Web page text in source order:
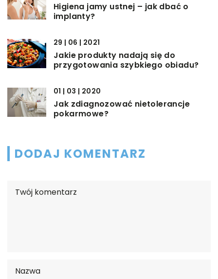
Higiena jamy ustnej – jak dbać o
implanty?
29 | 06 | 2021
Jakie produkty nadają się do
przygotowania szybkiego obiadu?
01 | 03 | 2020
Jak zdiagnozować nietolerancje
pokarmowe?
DODAJ KOMENTARZ